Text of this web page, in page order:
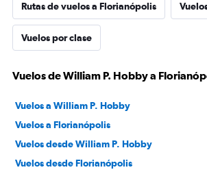
Rutas de vuelos a Florianópolis
Vuelos por clase
Vuelos de William P. Hobby a
Vuelos a William P. Hobby
Vuelos a Florianópolis
Vuelos desde William P. Hobby
Vuelos desde Florianópolis